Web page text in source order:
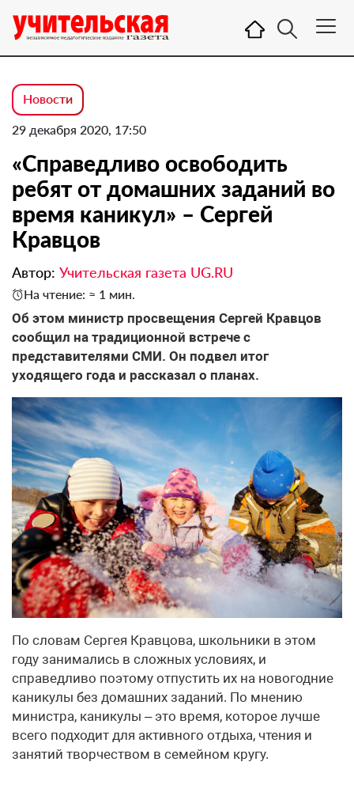
Новости
29 декабря 2020, 17:50
«Справедливо освободить
ребят от домашних заданий во
время каникул» – Сергей
Кравцов
Автор: Учительская газета UG.RU
На чтение: ≈ 1 мин.
Об этом министр просвещения Сергей Кравцов
сообщил на традиционной встрече с
представителями СМИ. Он подвел итог
уходящего года и рассказал о планах.
По словам Сергея Кравцова, школьники в этом
году занимались в сложных условиях, и
справедливо поэтому отпустить их на новогодние
каникулы без домашних заданий. По мнению
министра, каникулы – это время, которое лучше
всего подходит для активного отдыха, чтения и
занятий творчеством в семейном кругу.